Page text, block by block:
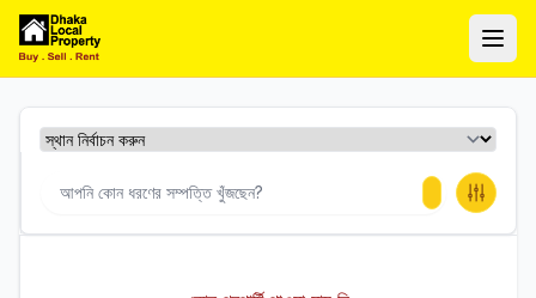
ঢাকা লোকাল প্রপার্টি